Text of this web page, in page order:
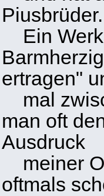
Piusbrüder.
Ein Werk
ertragen"
mal
man oft
Ausdruck
meiner
oftmals